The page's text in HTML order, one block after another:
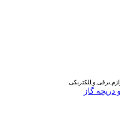
برقی و الکتریکی
دریچه گاز